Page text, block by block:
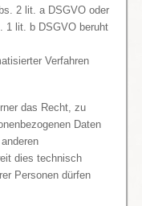
2 lit. a DSGVO oder
1 lit. b DSGVO beruht
Verfahren
das Recht, zu
Daten
dies technisch
Personen dürfen